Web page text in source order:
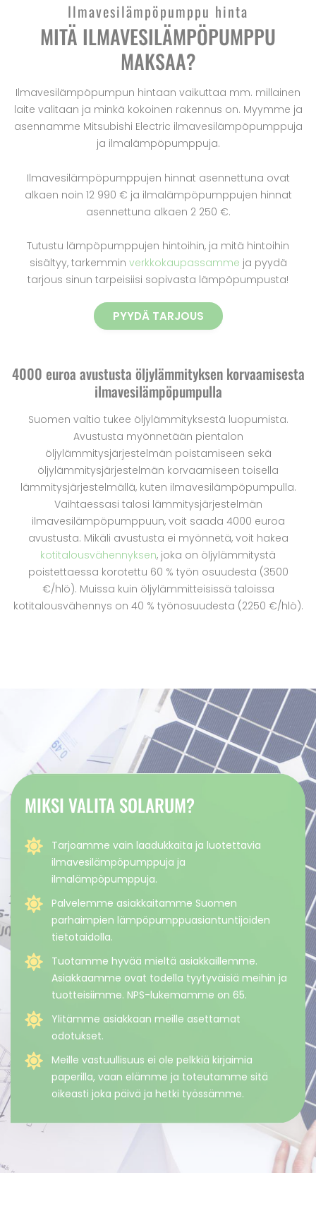
Ilmavesilämpöpumppu hinta
MITÄ ILMAVESILÄMPÖPUMPPU
MAKSAA?
Ilmavesilämpöpumpun hintaan vaikuttaa mm. millainen
laite valitaan ja minkä kokoinen rakennus on. Myymme ja
asennamme Mitsubishi Electric ilmavesilämpöpumppuja
ja ilmalämpöpumppuja.
Ilmavesilämpöpumppujen hinnat asennettuna ovat
alkaen noin 12 990 € ja ilmalämpöpumppujen hinnat
asennettuna alkaen 2 250 €.
Tutustu lämpöpumppujen hintoihin, ja mitä hintoihin
sisältyy, tarkemmin verkkokaupassamme ja pyydä
tarjous sinun tarpeisiisi sopivasta lämpöpumpusta!
PYYDÄ TARJOUS
4000 euroa avustusta öljylämmityksen korvaamisesta
ilmavesilämpöpumpulla
Suomen valtio tukee öljylämmityksestä luopumista.
Avustusta myönnetään pientalon
öljylämmitysjärjestelmän poistamiseen sekä
öljylämmitysjärjestelmän korvaamiseen toisella
lämmitysjärjestelmällä, kuten ilmavesilämpöpumpulla.
Vaihtaessasi talosi lämmitysjärjestelmän
ilmavesilämpöpumppuun, voit saada 4000 euroa
avustusta. Mikäli avustusta ei myönnetä, voit hakea
kotitalousvähennyksen, joka on öljylämmitystä
poistettaessa korotettu 60 % työn osuudesta (3500
€/hlö). Muissa kuin öljylämmitteisissä taloissa
kotitalousvähennys on 40 % työnosuudesta (2250 €/hlö).
MIKSI VALITA SOLARUM?
Tarjoamme vain laadukkaita ja luotettavia
ilmavesilämpöpumppuja ja
ilmalämpöpumppuja.
Palvelemme asiakkaitamme Suomen
parhaimpien lämpöpumppuasiantuntijoiden
tietotaidolla.
Tuotamme hyvää mieltä asiakkaillemme.
Asiakkaamme ovat todella tyytyväisiä meihin ja
tuotteisiimme. NPS-lukemamme on 65.
Ylitämme asiakkaan meille asettamat
odotukset.
Meille vastuullisuus ei ole pelkkiä kirjaimia
paperilla, vaan elämme ja toteutamme sitä
oikeasti joka päivä ja hetki työssämme.